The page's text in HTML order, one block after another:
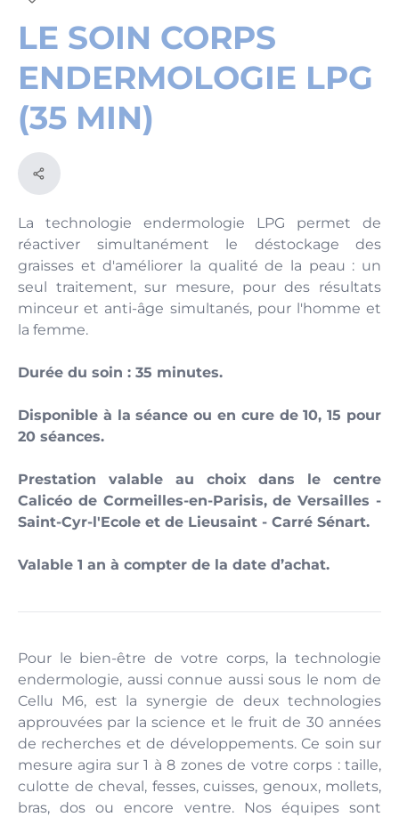
LE SOIN CORPS
ENDERMOLOGIE LPG
(35 MIN)
La technologie endermologie LPG permet de
réactiver simultanément le déstockage des
graisses et d'améliorer la qualité de la peau : un
seul traitement, sur mesure, pour des résultats
minceur et anti-âge simultanés, pour l'homme et
la femme.
Durée du soin : 35 minutes.
Disponible à la séance ou en cure de 10, 15 pour
20 séances.
Prestation valable au choix dans le centre
Calicéo de Cormeilles-en-Parisis, de Versailles -
Saint-Cyr-l'Ecole et de Lieusaint - Carré Sénart.
Valable 1 an à compter de la date d’achat.
Pour le bien-être de votre corps, la technologie
endermologie, aussi connue aussi sous le nom de
Cellu M6, est la synergie de deux technologies
approuvées par la science et le fruit de 30 années
de recherches et de développements. Ce soin sur
mesure agira sur 1 à 8 zones de votre corps : taille,
culotte de cheval, fesses, cuisses, genoux, mollets,
bras, dos ou encore ventre. Nos équipes sont